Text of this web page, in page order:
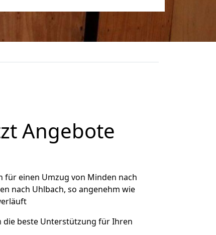
Angebote
für einen Umzug von Minden nach
nach Uhlbach, so angenehm wie
die beste Unterstützung für Ihren